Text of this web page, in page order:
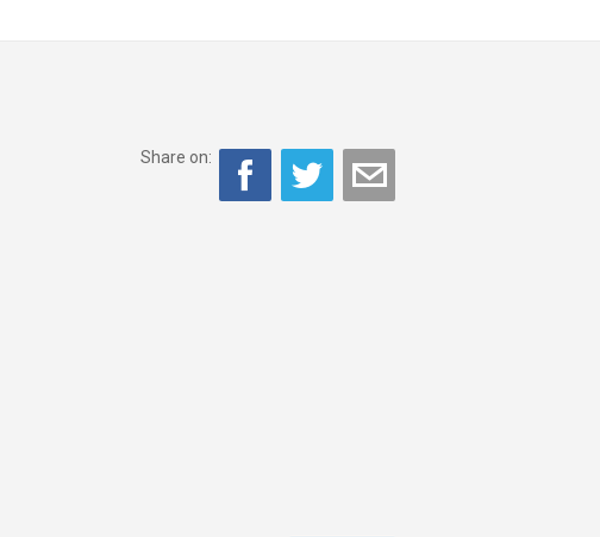
Share on: